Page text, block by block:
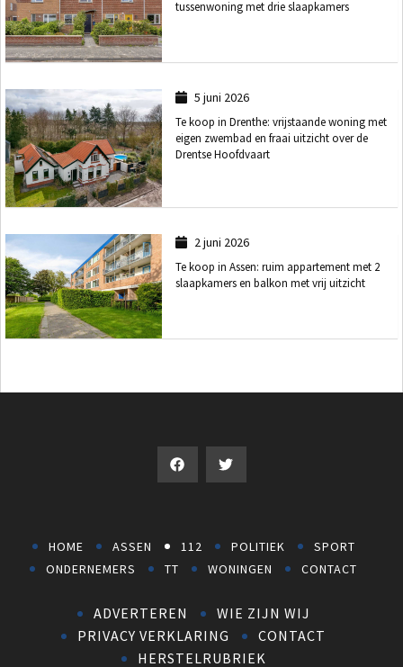
tussenwoning met drie slaapkamers
5 juni 2026
Te koop in Drenthe: vrijstaande woning met
eigen zwembad en fraai uitzicht over de
Drentse Hoofdvaart
2 juni 2026
Te koop in Assen: ruim appartement met 2
slaapkamers en balkon met vrij uitzicht
HOME ASSEN 112 POLITIEK
SPORT
ONDERNEMERS
TT WONINGEN CONTACT
ADVERTEREN
WIE ZIJN WIJ
PRIVACY VERKLARING
CONTACT
HERSTELRUBRIEK